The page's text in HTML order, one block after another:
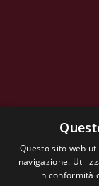
via XXVI
VAT N :
Tutti
Questo sito web
navigazione.
in conformità